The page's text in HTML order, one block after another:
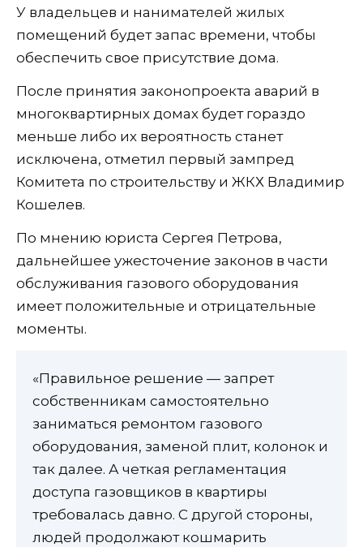
У владельцев и нанимателей жилых
помещений будет запас времени, чтобы
обеспечить свое присутствие дома.
После принятия законопроекта аварий в
многоквартирных домах будет гораздо
меньше либо их вероятность станет
исключена, отметил первый зампред
Комитета по строительству и ЖКХ Владимир
Кошелев.
По мнению юриста Сергея Петрова,
дальнейшее ужесточение законов в части
обслуживания газового оборудования
имеет положительные и отрицательные
моменты.
«Правильное решение — запрет
собственникам самостоятельно
заниматься ремонтом газового
оборудования, заменой плит, колонок и
так далее. А четкая регламентация
доступа газовщиков в квартиры
требовалась давно. С другой стороны,
людей продолжают кошмарить